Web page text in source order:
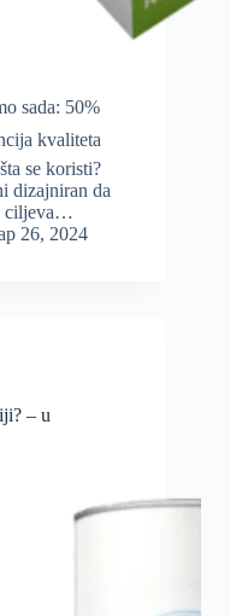
sada: 50%
kvaliteta
se koristi?
dizajniran da
ciljeva…
26, 2024
– u